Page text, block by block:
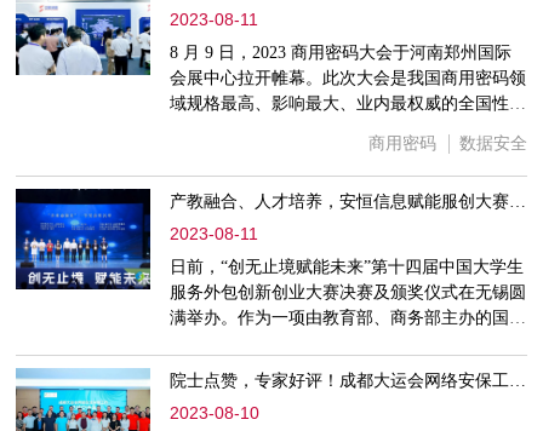
EDR且正常投入使用的要比未部署安恒EDR的用
户失分降低80%，接下来让我看下安恒EDR如何
发挥自身价值，帮助防守方
2023-08-11
8 月 9 日，2023 商用密码大会于河南郑州国际
会展中心拉开帷幕。此次大会是我国商用密码领
域规格最高、影响最大、业内最权威的全国性盛
大会。大会为期3天，预计参观人数将达到3万人
次。安恒信息受邀参加博览会，在浙江、云南、
北京等展区均有不同程度的露出。作为主展台，
安恒信息在浙江展区的部分展示了多款创新解决
方案：云上密码解决方案、密码应用监管平台、
透明加密解决方案、隐
商用密码 数据安全
产教融合、人才培养，安恒信息赋能服创大赛，荣获“企业贡献奖”
2023-08-11
日前，“创无止境赋能未来”第十四届中国大学生
服务外包创新创业大赛决赛及颁奖仪式在无锡圆
满举办。作为一项由教育部、商务部主办的国家
西安交通大学、哈尔滨工业大学等803所全国院
校的8006支团队报名参赛，报名团队数再创新
高。安恒信息作为本届大赛的命题企业之一，受
院士点赞，专家好评！成都大运会网络安保工作赢得多方点赞
2023-08-10